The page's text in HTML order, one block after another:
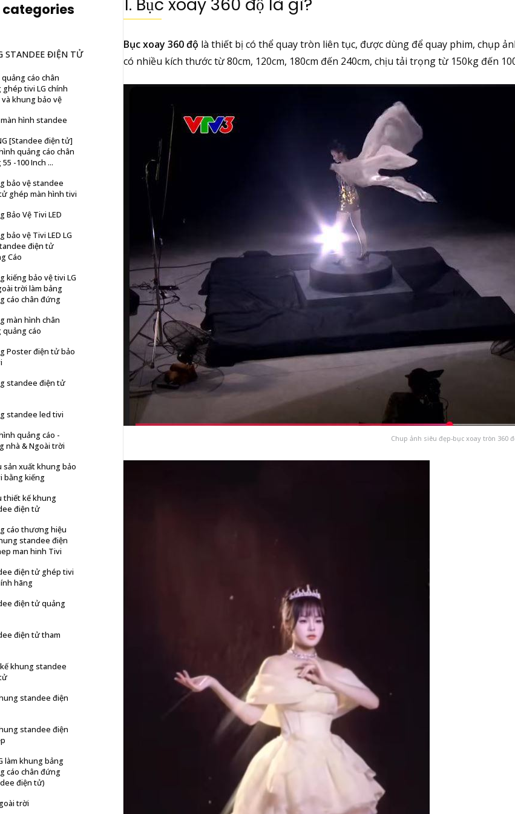
1. Bục xoay 360 độ là gì?
Bục xoay 360 độ là thiết bị có thể quay tròn liên tục, được dùng để quay phim, chụp
có nhiều kích thước từ 80cm, 120cm, 180cm đến 240cm, chịu tải trọng từ 150kg đến
Chup ảnh siêu đẹp-bục xoay tròn 360
STANDEE ĐIỆN TỬ
cáo chân
tivi LG chính
khung bảo vệ
hình standee
[Standee điện tử]
quảng cáo chân
-100 Inch ...
bảo vệ standee
ghép màn hình tivi
Bảo Vệ Tivi LED
bảo vệ Tivi LED LG
điện tử
Cáo
kiếng bảo vệ tivi LG
trời làm bảng
cáo chân đứng
màn hình chân
cáo
Poster điện tử bảo
standee điện tử
standee led tivi
quảng cáo -
nhà & Ngoài trời
sản xuất khung bảo
bằng kiếng
thiết kế khung
điện tử
cáo thương hiệu
standee điện
man hinh Tivi
điện tử ghép tivi
hãng
điện tử quảng
điện tử tham
khung standee
standee điện
standee điện
làm khung bảng
cáo chân đứng
điện tử)
trời